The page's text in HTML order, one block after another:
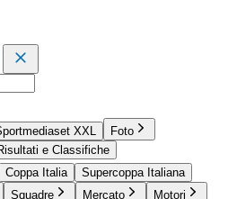
XXL
Foto
e Classifiche
Coppa Italia
Supercoppa Italiana
Squadre Mercato
Motori